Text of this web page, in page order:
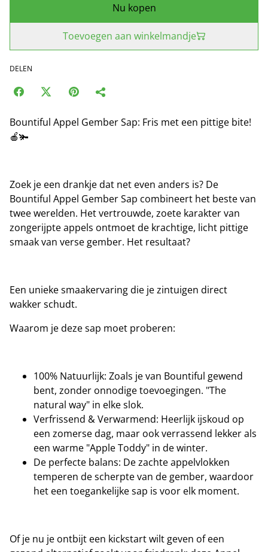
Nu kopen
Toevoegen aan winkelmandje
DELEN
Bountiful Appel Gember Sap: Fris met een pittige bite!
🍎🫚
Zoek je een drankje dat net even anders is? De
Bountiful Appel Gember Sap combineert het beste van
twee werelden. Het vertrouwde, zoete karakter van
zongerijpte appels ontmoet de krachtige, licht pittige
smaak van verse gember. Het resultaat?
Een unieke smaakervaring die je zintuigen direct
wakker schudt.
Waarom je deze sap moet proberen:
100% Natuurlijk: Zoals je van Bountiful gewend
bent, zonder onnodige toevoegingen. "The
natural way" in elke slok.
Verfrissend & Verwarmend: Heerlijk ijskoud op
een zomerse dag, maar ook verrassend lekker als
een warme "Apple Toddy" in de winter.
De perfecte balans: De zachte appelvlokken
temperen de scherpte van de gember, waardoor
het een toegankelijke sap is voor elk moment.
Of je nu je ontbijt een kickstart wilt geven of een